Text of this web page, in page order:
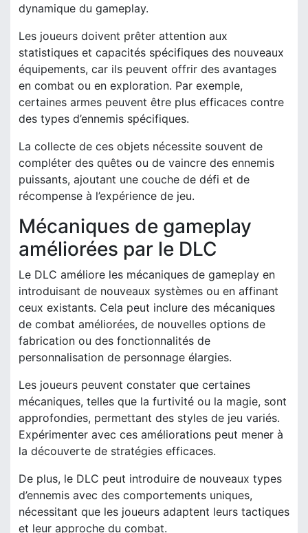
dynamique du gameplay.
Les joueurs doivent prêter attention aux
statistiques et capacités spécifiques des nouveaux
équipements, car ils peuvent offrir des avantages
en combat ou en exploration. Par exemple,
certaines armes peuvent être plus efficaces contre
des types d’ennemis spécifiques.
La collecte de ces objets nécessite souvent de
compléter des quêtes ou de vaincre des ennemis
puissants, ajoutant une couche de défi et de
récompense à l’expérience de jeu.
Mécaniques de gameplay
améliorées par le DLC
Le DLC améliore les mécaniques de gameplay en
introduisant de nouveaux systèmes ou en affinant
ceux existants. Cela peut inclure des mécaniques
de combat améliorées, de nouvelles options de
fabrication ou des fonctionnalités de
personnalisation de personnage élargies.
Les joueurs peuvent constater que certaines
mécaniques, telles que la furtivité ou la magie, sont
approfondies, permettant des styles de jeu variés.
Expérimenter avec ces améliorations peut mener à
la découverte de stratégies efficaces.
De plus, le DLC peut introduire de nouveaux types
d’ennemis avec des comportements uniques,
nécessitant que les joueurs adaptent leurs tactiques
et leur approche du combat.